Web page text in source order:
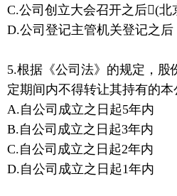
C.公司创立大会召开之后(北
D.公司登记主管机关登记之后
5.根据《公司法》的规定，股
定期间内不得转让其持有的本
A.自公司成立之日起5年内
B.自公司成立之日起3年内
C.自公司成立之日起2年内
D.自公司成立之日起1年内